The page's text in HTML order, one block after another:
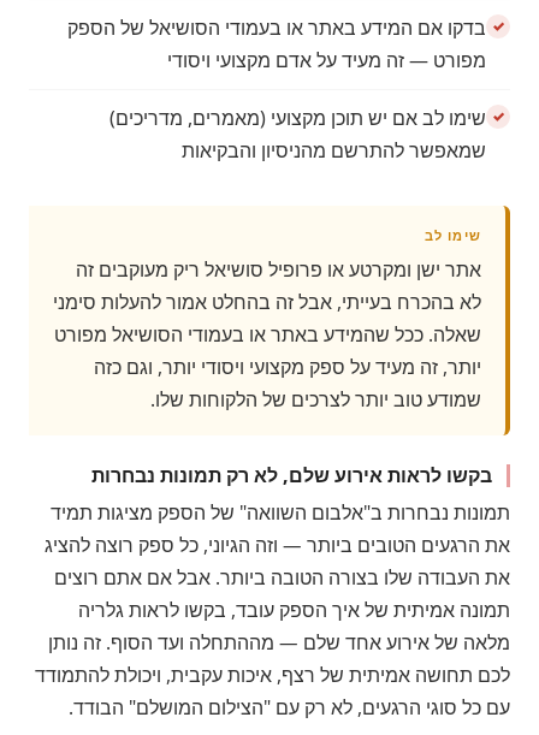
בדקו אם המידע באתר או בעמודי הסושיאל של הספק
מפורט — זה מעיד על אדם מקצועי ויסודי
שימו לב אם יש תוכן מקצועי (מאמרים, מדריכים)
שמאפשר להתרשם מהניסיון והבקיאות
שימו לב
אתר ישן ומקרטע או פרופיל סושיאל ריק מעוקבים זה
לא בהכרח בעייתי, אבל זה בהחלט אמור להעלות סימני
שאלה. ככל שהמידע באתר או בעמודי הסושיאל מפורט
יותר, זה מעיד על ספק מקצועי ויסודי יותר, וגם כזה
שמודע טוב יותר לצרכים של הלקוחות שלו.
בקשו לראות אירוע שלם, לא רק תמונות נבחרות
תמונות נבחרות ב"אלבום השוואה" של הספק מציגות תמיד
את הרגעים הטובים ביותר — וזה הגיוני, כל ספק רוצה להציג
את העבודה שלו בצורה הטובה ביותר. אבל אם אתם רוצים
תמונה אמיתית של איך הספק עובד, בקשו לראות גלריה
מלאה של אירוע אחד שלם — מההתחלה ועד הסוף. זה נותן
לכם תחושה אמיתית של רצף, איכות עקבית, ויכולת להתמודד
עם כל סוגי הרגעים, לא רק עם "הצילום המושלם" הבודד.